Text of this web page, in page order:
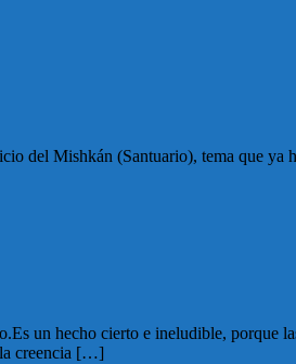
del Mishkán (Santuario), tema que ya
un hecho cierto e ineludible, porque
la creencia […]